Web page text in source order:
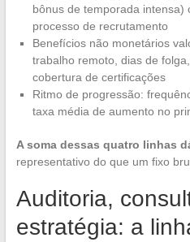
bônus de temporada intensa)
processo de recrutamento
Benefícios não monetários
trabalho remoto, dias de
cobertura de certificações
Ritmo de progressão:
taxa média de aumento no
A soma dessas quatro linhas
representativo do que um fixo
Auditoria,
estratégia: a